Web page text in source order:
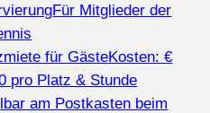
Für Mitglieder der
für GästeKosten: €
pro Platz & Stunde
am Postkasten beim